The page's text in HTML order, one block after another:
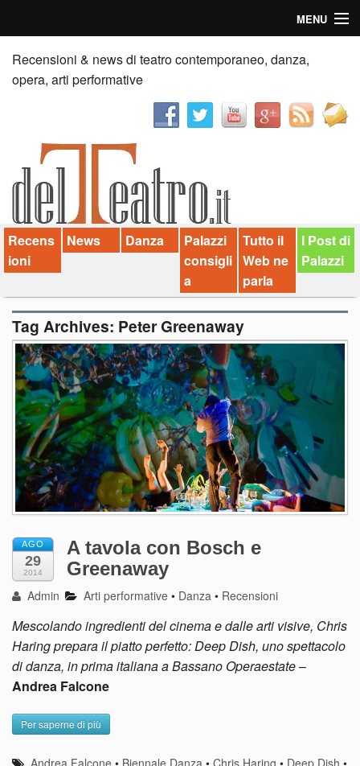
MENU
Home
Recensioni
News
Palazzi consiglia
Video
Chi siamo
Contatti
dT in English
Recensioni & news di teatro contemporaneo, danza,
opera, arti performative
Recens
ioni
News Danza
Palazzi
consigli
a
Tutto il
Web ne
parla
I Post di
Palazzi
Tag Archives: Peter Greenaway
AGO
29
2014
A tavola con Bosch e
Greenaway
Admin Arti performative • Danza • Recensioni
Mescolando ingredienti del cinema e dalle arti visive, Chris
Haring prepara il piatto perfetto: Deep Dish, uno spettacolo
di danza, in prima italiana a Bassano Operaestate–
Andrea Falcone
Per saperne di più